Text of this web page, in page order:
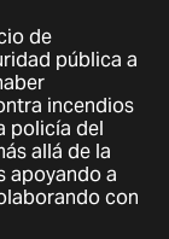
de
pública a
incendios
policía del
allá de la
apoyando a
con